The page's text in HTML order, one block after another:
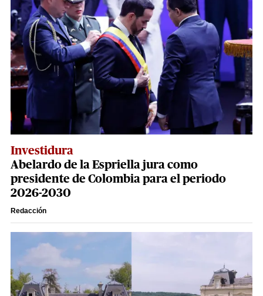
Investidura
Abelardo de la Espriella jura como
presidente de Colombia para el periodo
2026-2030
Redacción